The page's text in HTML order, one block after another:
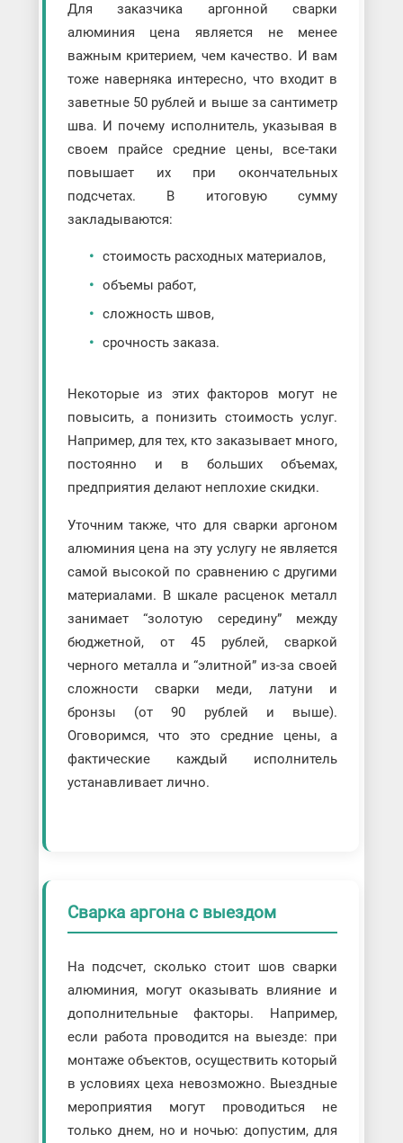
Для заказчика аргонной сварки
алюминия цена является не менее
важным критерием, чем качество. И вам
тоже наверняка интересно, что входит в
заветные 50 рублей и выше за сантиметр
шва. И почему исполнитель, указывая в
своем прайсе средние цены, все-таки
повышает их при окончательных
подсчетах. В итоговую сумму
закладываются:
стоимость расходных материалов,
объемы работ,
сложность швов,
срочность заказа.
Некоторые из этих факторов могут не
повысить, а понизить стоимость услуг.
Например, для тех, кто заказывает много,
постоянно и в больших объемах,
предприятия делают неплохие скидки.
Уточним также, что для сварки аргоном
алюминия цена на эту услугу не является
самой высокой по сравнению с другими
материалами. В шкале расценок металл
занимает “золотую середину” между
бюджетной, от 45 рублей, сваркой
черного металла и “элитной” из-за своей
сложности сварки меди, латуни и
бронзы (от 90 рублей и выше).
Оговоримся, что это средние цены, а
фактические каждый исполнитель
устанавливает лично.
Сварка аргона с выездом
На подсчет, сколько стоит шов сварки
алюминия, могут оказывать влияние и
дополнительные факторы. Например,
если работа проводится на выезде: при
монтаже объектов, осуществить который
в условиях цеха невозможно. Выездные
мероприятия могут проводиться не
только днем, но и ночью: допустим, для